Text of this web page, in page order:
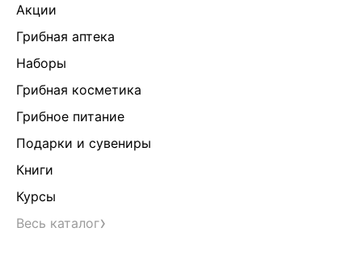
Здоровый микробиом
Здоровье легких
Здоровье почек
Йохимбе
Каштан конский
Китайский кордицепс
Кордицепс
Косметика
Косметика Myco
Акции
Грибная аптека
Наборы
Грибная косметика
Грибное питание
Подарки и сувениры
Книги
Курсы
Весь каталог›